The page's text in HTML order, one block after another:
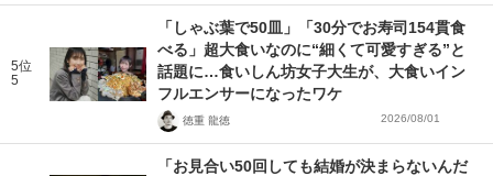
5位
5
「しゃぶ葉で50皿」「30分でお寿司154貫食
べる」超大食いなのに“細くて可愛すぎる”と
話題に…食いしん坊女子大生が、大食いイン
フルエンサーになったワケ
徳重 龍徳 2026/08/01
「お見合い50回しても結婚が決まらないんだ